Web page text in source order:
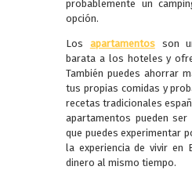
probablemente un
opción.
Los apartamentosson
barata a los hoteles y
También puedes ahorrar
tus propias comidas y
recetas tradicionales
apartamentos pueden
que puedes experimentar
la experiencia de vivir en
dinero al mismo tiempo.